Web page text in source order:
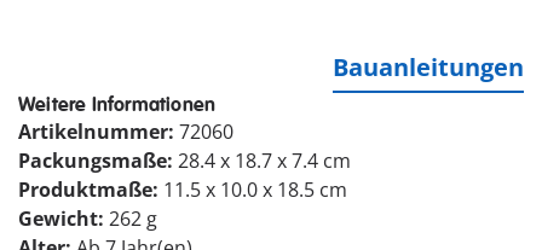
Bauanleitungen
Weitere Informationen
Artikelnummer: 72060
Packungsmaße: 28.4 x 18.7 x 7.4 cm
Produktmaße: 11.5 x 10.0 x 18.5 cm
Gewicht: 262 g